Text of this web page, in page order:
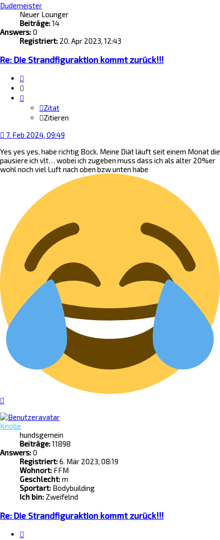
Dudemeister
Neuer Lounger
Beiträge:14
Answers:0
Registriert: 20. Apr 2023, 12:43
Re: Die Strandfiguraktion kommt zurück!!!
Zitat
Zitieren
7. Feb 2024, 09:49
Yes yes yes, habe richtig Bock. Meine Diät läuft seit einem Monat die
pausiere ich vlt… wobei ich zugeben muss dass ich als alter 20%er
wohl noch viel Luft nach oben bzw unten habe
Knolle
hundsgemein
Beiträge:11898
Answers:0
Registriert:6. Mär 2023, 08:19
Wohnort: FFM
Geschlecht:m
Sportart: Bodybuilding
Ich bin: Zweifelnd
Re: Die Strandfiguraktion kommt zurück!!!